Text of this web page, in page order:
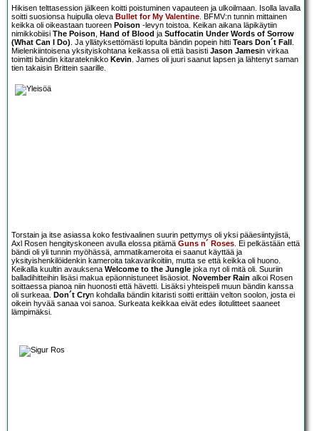
Hikisen telttasession jälkeen koitti poistuminen vapauteen ja ulkoilmaan. Isolla lavalla
soitti suosionsa huipulla oleva Bullet for My Valentine. BFMV:n tunnin mittainen
keikka oli oikeastaan tuoreen Poison -levyn toistoa. Keikan aikana läpikäytiin
nimikkobiisi The Poison, Hand of Blood ja Suffocatin Under Words of Sorrow
(What Can I Do). Ja yllätyksettömästi lopulta bändin popein hitti Tears Don´t Fall .
Mielenkiintoisena yksityiskohtana keikassa oli että basisti Jason Jamesin virkaa
toimitti bändin kitarateknikko Kevin. James oli juuri saanut lapsen ja lähtenyt saman
tien takaisin Brittein saarille.
Torstain ja itse asiassa koko festivaalinen suurin pettymys oli yksi pääesiintyjistä,
Axl Rosen hengityskoneen avulla elossa pitämä Guns n´ Roses. Ei pelkästään että
bändi oli yli tunnin myöhässä, ammatikameroita ei saanut käyttää ja
yksityishenkilöidenkin kameroita takavarikoitiin, mutta se että keikka oli huono.
Keikalla kuultin avauksena Welcome to the Jungle joka nyt oli mitä oli. Suuriin
balladihitteihin lisäsi makua epäonnistuneet lisäosiot. November Rain alkoi Rosen
soittaessa pianoa niin huonosti että hävetti. Lisäksi yhteispeli muun bändin kanssa
oli surkeaa. Don´t Cryn kohdalla bändin kitaristi soitti erittäin velton soolon, josta ei
oikein hyvää sanaa voi sanoa. Surkeata keikkaa eivät edes ilotulitteet saaneet
lämpimäksi.